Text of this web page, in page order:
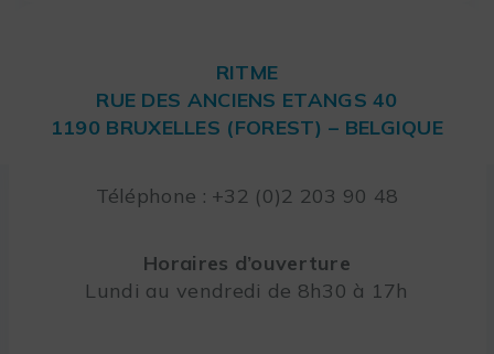
RITME
RUE DES ANCIENS ETANGS 40
1190 BRUXELLES (FOREST) – BELGIQUE
Téléphone : +32 (0)2 203 90 48
Horaires d’ouverture
Lundi au vendredi de 8h30 à 17h